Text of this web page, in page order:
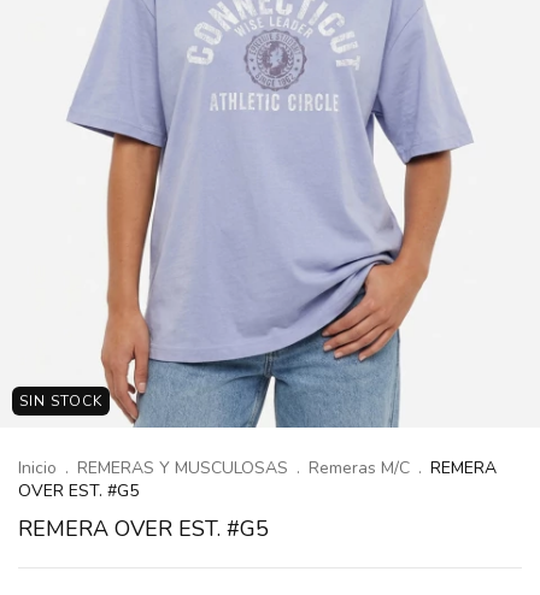
SIN STOCK
Inicio . REMERAS Y MUSCULOSAS . Remeras M/C . REMERA
OVER EST. #G5
REMERA OVER EST. #G5